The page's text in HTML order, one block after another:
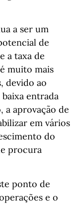
a ser um
de
a taxa de
muito mais
devido ao
entrada
a aprovação de
em vários
do
procura
ponto de
e o